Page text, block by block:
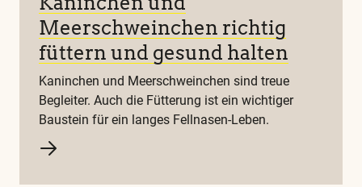
Meerschweinchen richtig
füttern und gesund halten
Kaninchen und Meerschweinchen sind treue
Begleiter. Auch die Fütterung ist ein wichtiger
Baustein für ein langes Fellnasen-Leben.